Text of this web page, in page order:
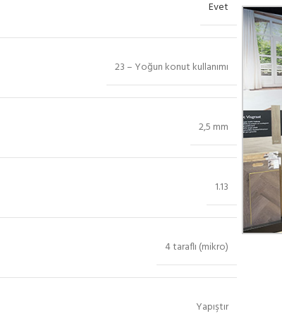
Evet
23 – Yoğun konut kullanımı
2,5 mm
1.13
4 taraflı (mikro)
Yapıştır